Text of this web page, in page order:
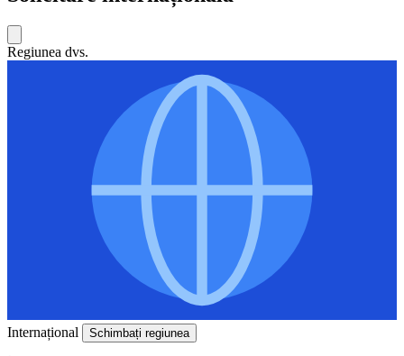
Regiunea dvs.
Internațional Schimbați regiunea